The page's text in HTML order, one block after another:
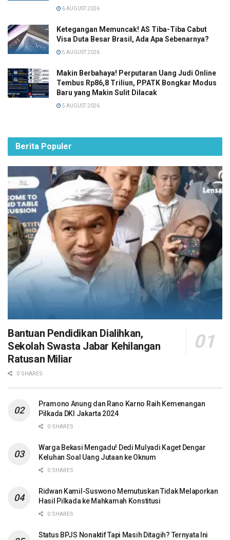
6 AUGUST 2026
Ketegangan Memuncak! AS Tiba-Tiba Cabut
Visa Duta Besar Brasil, Ada Apa Sebenarnya?
5 AUGUST 2026
Makin Berbahaya! Perputaran Uang Judi Online
Tembus Rp86,8 Triliun, PPATK Bongkar Modus
Baru yang Makin Sulit Dilacak
5 AUGUST 2026
Berita Populer
Bantuan Pendidikan Dialihkan,
Sekolah Swasta Jabar Kehilangan
Ratusan Miliar
0 SHARES
Pramono Anung dan Rano Karno Raih Kemenangan
Pilkada DKI Jakarta 2024
0 SHARES
Warga Bekasi Mengadu! Dedi Mulyadi Kaget Dengar
Keluhan Soal Uang Jutaan ke Oknum
0 SHARES
Ridwan Kamil-Suswono Memutuskan Tidak Melaporkan
Hasil Pilkada ke Mahkamah Konstitusi
0 SHARES
Status BPJS Nonaktif Tapi Masih Ditagih? Ternyata Ini